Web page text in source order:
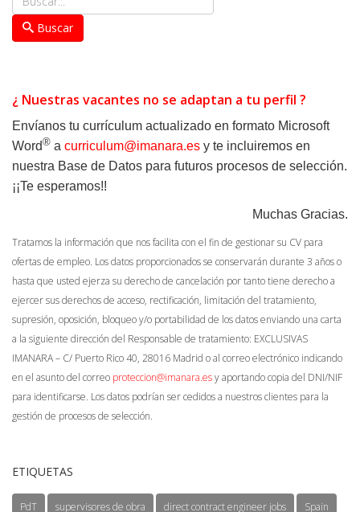
Buscar
¿ Nuestras vacantes no se adaptan a tu perfil ?
Envíanos tu currículum actualizado en formato Microsoft
Word® a curriculum@imanara.es y te incluiremos en
nuestra Base de Datos para futuros procesos de selección.
¡¡Te esperamos!!
Muchas Gracias.
Tratamos la información que nos facilita con el fin de gestionar su CV para
ofertas de empleo. Los datos proporcionados se conservarán durante 3 años o
hasta que usted ejerza su derecho de cancelación por tanto tiene derecho a
ejercer sus derechos de acceso, rectificación, limitación del tratamiento,
supresión, oposición, bloqueo y/o portabilidad de los datos enviando una carta
a la siguiente dirección del Responsable de tratamiento: EXCLUSIVAS
IMANARA – C/ Puerto Rico 40, 28016 Madrid o al correo electrónico indicando
en el asunto del correo proteccion@imanara.esy aportando copia del DNI/NIF
para identificarse. Los datos podrían ser cedidos a nuestros clientes para la
gestión de procesos de selección.
ETIQUETAS
PdT supervisores de obra direct contract engineer jobs Spain